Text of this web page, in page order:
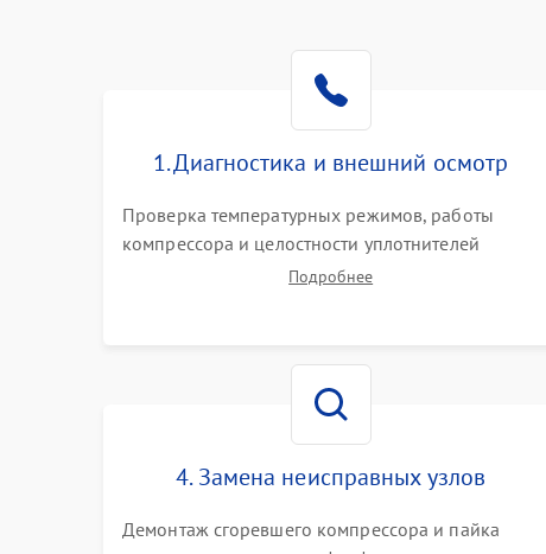
1. Диагностика и внешний осмотр
Проверка температурных режимов, работы
компрессора и целостности уплотнителей
дверей. Измерение сопротивления обмоток
Подробнее
4. Замена неисправных узлов
Демонтаж сгоревшего компрессора и пайка